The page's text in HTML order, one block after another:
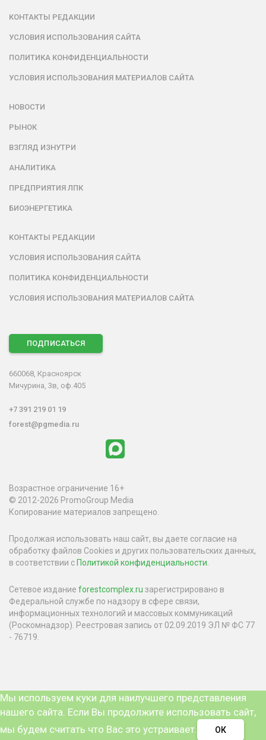
КОНТАКТЫ РЕДАКЦИИ
УСЛОВИЯ ИСПОЛЬЗОВАНИЯ САЙТА
ПОЛИТИКА КОНФИДЕНЦИАЛЬНОСТИ
УСЛОВИЯ ИСПОЛЬЗОВАНИЯ МАТЕРИАЛОВ САЙТА
НОВОСТИ
РЫНОК
ВЗГЛЯД ИЗНУТРИ
АНАЛИТИКА
ПРЕДПРИЯТИЯ ЛПК
БИОЭНЕРГЕТИКА
КОНТАКТЫ РЕДАКЦИИ
УСЛОВИЯ ИСПОЛЬЗОВАНИЯ САЙТА
ПОЛИТИКА КОНФИДЕНЦИАЛЬНОСТИ
УСЛОВИЯ ИСПОЛЬЗОВАНИЯ МАТЕРИАЛОВ САЙТА
ПОДПИСАТЬСЯ
660068, Красноярск
Мичурина, 3в, оф.405
+7 391 219 01 19
forest@pgmedia.ru
Возрастное ограничение 16+
© 2012-2026 PromoGroup Media
Копирование материалов запрещено.
Продолжая использовать наш сайт, вы даете согласие на
обработку файлов Cookies и других пользовательских данных,
в соответствии с Политикой конфиденциальности
Сетевое издание forestcomplex.ru зарегистрировано в
Федеральной службе по надзору в сфере связи,
информационных технологий и массовых коммуникаций
(Роскомнадзор). Реестровая запись от 02.09.2019 ЭЛ № ФС 77
- 76719.
Мы используем куки для наилучшего представления
нашего сайта. Если Вы продолжите использовать сайт,
мы будем считать что Вас это устраивает.
ОК